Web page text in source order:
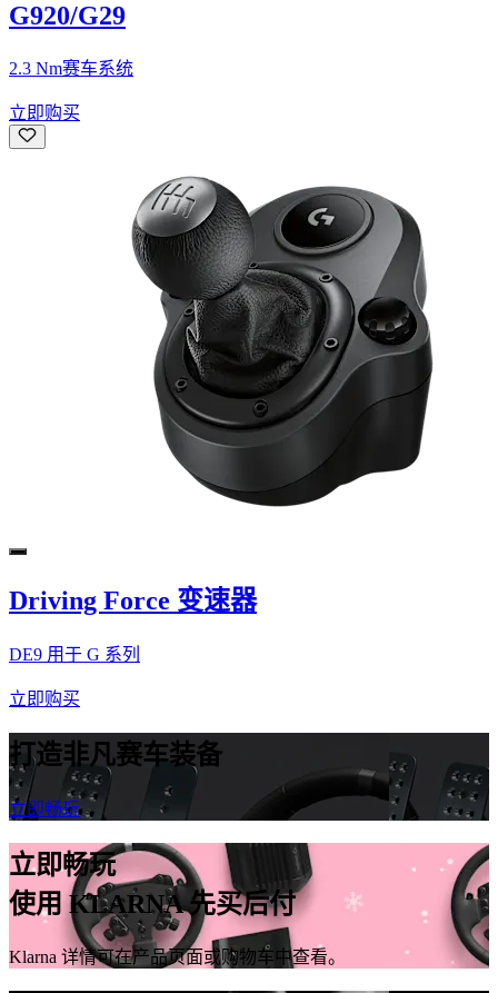
G920/G29
2.3 Nm赛车系统
立即购买
Driving Force 变速器
DE9 用于 G 系列
立即购买
打造非凡赛车装备
立即畅玩
立即畅玩
使用 KLARNA 先买后付
Klarna 详情可在产品页面或购物车中查看。